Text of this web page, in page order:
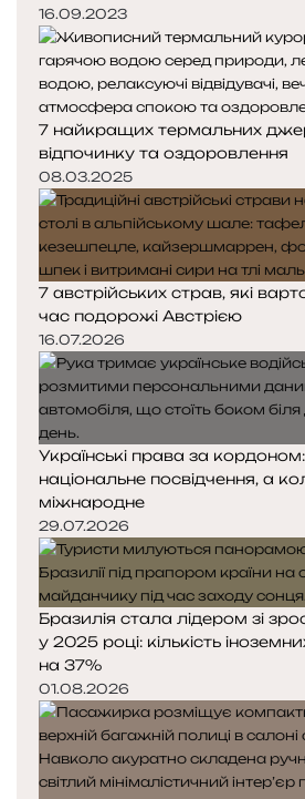
16.09.2023
7 найкращих термальних
відпочинку та оздоровлення
08.03.2025
7 австрійських страв, які
час подорожі Австрією
16.07.2026
Українські права за кордоном:
національне посвідчення, а
міжнародне
29.07.2026
Бразилія стала лідером зі
у 2025 році: кількість
на 37%
01.08.2026